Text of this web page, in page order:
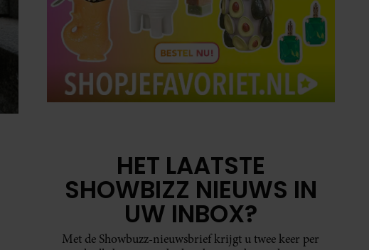
HET LAATSTE
SHOWBIZZ NIEUWS IN
UW INBOX?
Met de Showbuzz-nieuwsbrief krijgt u twee keer per